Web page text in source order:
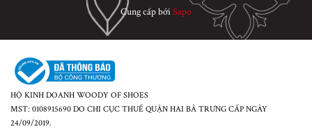
Cung cấp bởiSapo
HỘ KINH DOANH WOODY OF SHOES
MST: 0108915690 DO CHI CỤC THUẾ QUẬN HAI BÀ TRƯNG CẤP NGÀY
24/09/2019.